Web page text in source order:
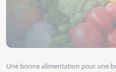
Une bonne alimentation pour une